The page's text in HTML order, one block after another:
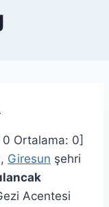
0 Ortalama: 0]
, Giresun şehri
Acentesi